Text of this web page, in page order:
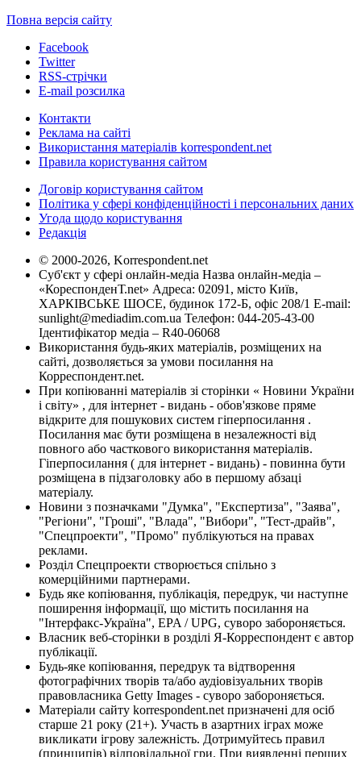
Повна версія сайту
Facebook
Twitter
RSS-стрічки
E-mail розсилка
Контакти
Реклама на сайті
Використання матеріалів korrespondent.net
Правила користування сайтом
Договір користування сайтом
Політика у сфері конфіденційності і персональних даних
Угода щодо користування
Редакція
© 2000-2026, Korrespondent.net
Суб'єкт у сфері онлайн-медіа Назва онлайн-медіа –
«КореспонденТ.net» Адреса: 02091, місто Київ,
ХАРКІВСЬКЕ ШОСЕ, будинок 172-Б, офіс 208/1 E-mail:
sunlight@mediadim.com.ua Телефон: 044-205-43-00
Ідентифікатор медіа – R40-06068
Використання будь-яких матеріалів, розміщених на
сайті, дозволяється за умови посилання на
Корреспондент.net.
При копіюванні матеріалів зі сторінки « Новини України
і світу» , для інтернет - видань - обов'язкове пряме
відкрите для пошукових систем гіперпосилання .
Посилання має бути розміщена в незалежності від
повного або часткового використання матеріалів.
Гіперпосилання ( для інтернет - видань) - повинна бути
розміщена в підзаголовку або в першому абзаці
матеріалу.
Новини з позначками "Думка", "Експертиза", "Заява",
"Регіони", "Гроші", "Влада", "Вибори", "Тест-драйв",
"Спецпроекти", "Промо" публікуються на правах
реклами.
Розділ Спецпроекти створюється спільно з
комерційними партнерами.
Будь яке копіювання, публікація, передрук, чи наступне
поширення інформації, що містить посилання на
"Інтерфакс-Україна", EPA / UPG, суворо забороняється.
Власник веб-сторінки в розділі Я-Корреспондент є автор
публікації.
Будь-яке копіювання, передрук та відтворення
фотографічних творів та/або аудіовізуальних творів
правовласника Getty Images - суворо забороняється.
Матеріали сайту korrespondent.net призначені для осіб
старше 21 року (21+). Участь в азартних іграх може
викликати ігрову залежність. Дотримуйтесь правил
(принципів) відповідальної гри. При виявленні перших